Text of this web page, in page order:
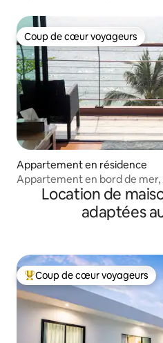
Coup de cœur voyageurs
Coup de cœur voyageurs
Appartement en résidence
Appartement en bord de
chauffeur en option
Location de
adaptées
Coups de cœur voyageurs les
Coup de cœur voyageurs